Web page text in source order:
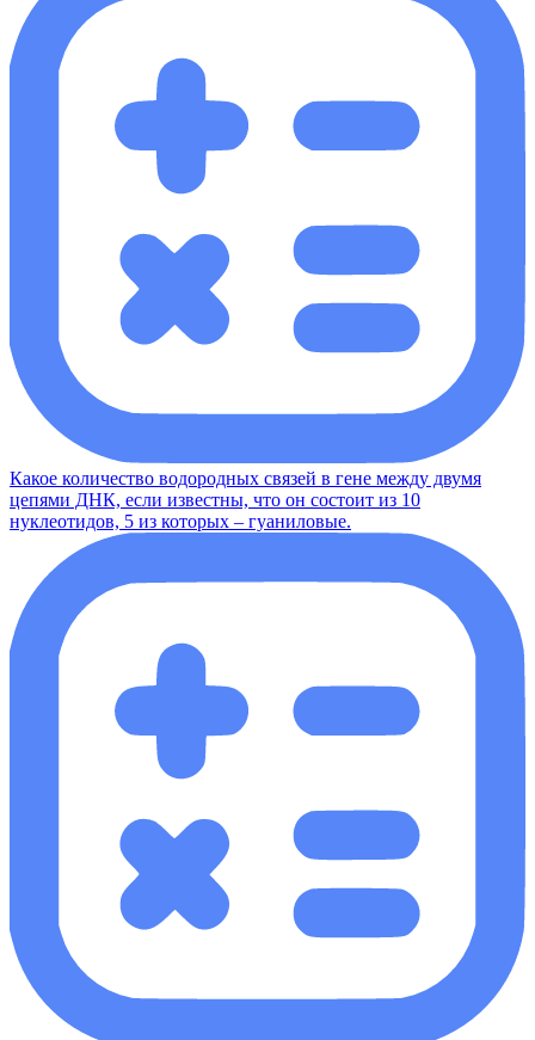
Какое количество водородных связей в гене между двумя
цепями ДНК, если известны, что он состоит из 10
нуклеотидов, 5 из которых – гуаниловые.